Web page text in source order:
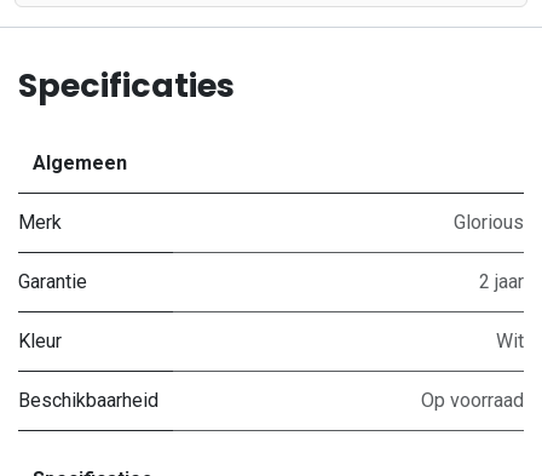
Specificaties
Algemeen
Merk Glorious
Garantie 2 jaar
Kleur Wit
Beschikbaarheid Op voorraad